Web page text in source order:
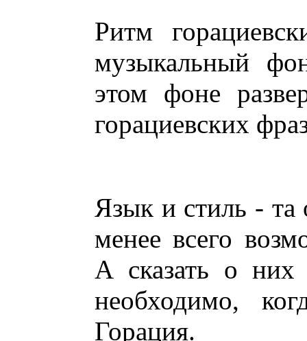
Ритм
музыкальный
этом фоне
горациевских
Язык и стиль - та
менее всего
А сказать о них
необходимо,
Горация.